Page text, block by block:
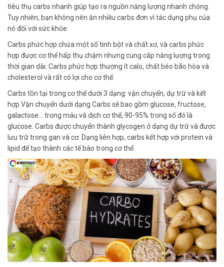
tiêu thụ carbs nhanh giúp tạo ra nguồn năng lượng nhanh chóng.
Tuy nhiên, bạn không nên ăn nhiều carbs đơn vì tác dụng phụ của
nó đối với sức khỏe.
Carbs phức hợp chứa một số tinh bột và chất xơ, và carbs phức
hợp được cơ thể hấp thụ chậm nhưng cung cấp năng lượng trong
thời gian dài. Carbs phức hợp thường ít calo, chất béo bão hòa và
cholesterol và rất có lợi cho cơ thể.
Carbs tồn tại trong cơ thể dưới 3 dạng: vận chuyển, dự trữ và kết
hợp.Vận chuyển dưới dạng Carbs sẽ bao gồm glucose, fructose,
galactose… trong máu và dịch cơ thể, 90-95% trong số đó là
glucose. Carbs được chuyển thành glycogen ở dạng dự trữ và được
lưu trữ trong gan và cơ. Dạng liên hợp, carbs kết hợp với protein và
lipid để tạo thành các tế bào trong cơ thể.